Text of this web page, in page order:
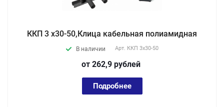
ККП 3 х30-50,Клица кабельная полиамидная
В наличии Арт. ККП 3х30-50
от 262,9 рублей
Подробнее